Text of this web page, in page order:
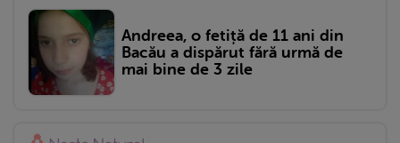
Andreea, o fetiță de 11 ani din
Bacău a dispărut fără urmă de
mai bine de 3 zile